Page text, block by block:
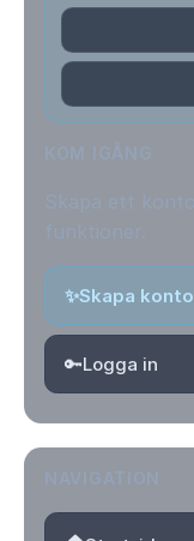
✨Skapa konto
🔑Logga in